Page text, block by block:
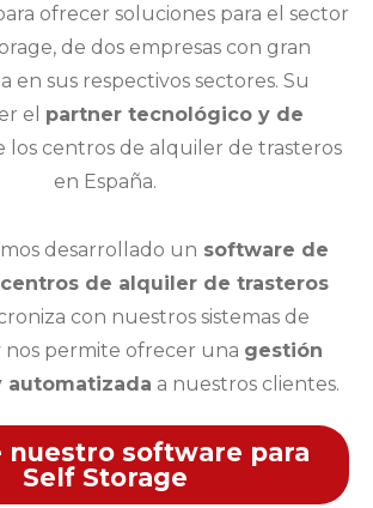
ofrecer soluciones para el sector
de dos empresas con gran
en sus respectivos sectores. Su
el partner tecnológico y de
los centros de alquiler de trasteros
en España.
desarrollado un software de
de alquiler de trasteros
con nuestros sistemas de
nos permite ofrecer una gestión
automatizada a nuestros clientes.
nuestro software para
Self Storage